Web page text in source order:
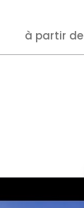
à partir de